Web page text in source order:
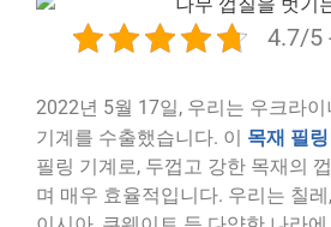
4.7/5
2022년 5월 17일, 우리는 우크라
기계를 수출했습니다. 이 목재 필
필링 기계로, 두껍고 강한 목재의
며 매우 효율적입니다. 우리는 칠레